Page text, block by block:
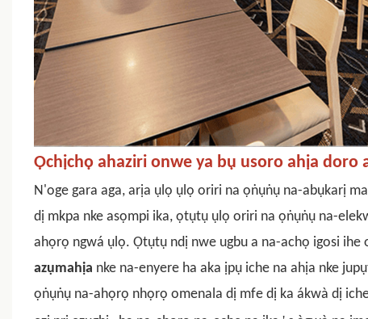
Ọchịchọ ahaziri onwe ya bụ usoro ahịa doro
N'oge gara aga, arịa ụlọ ụlọ oriri na ọṅụṅụ na-abụkarị
dị mkpa nke asọmpi ika, ọtụtụ ụlọ oriri na ọṅụṅụ na-
ahọrọ ngwá ụlọ. Ọtụtụ ndị nwe ugbu a na-achọ igosi ihe
azụmahịa nke na-enyere ha aka ịpụ iche na ahịa nke
ọṅụṅụ na-ahọrọ nhọrọ omenala dị mfe dị ka ákwà dị